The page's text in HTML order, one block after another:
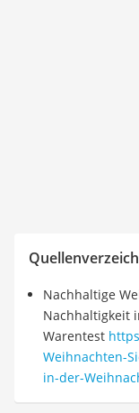
Nachhaltige
Nachhaltigkeit
Warentest
Weihnachten-
in-der-